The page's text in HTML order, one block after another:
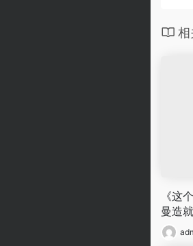
相
《这
曼造